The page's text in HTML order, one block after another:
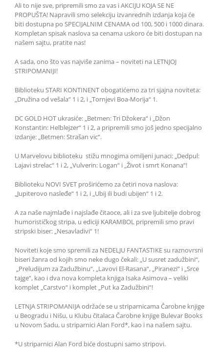
Ali to nije sve, pripremili smo za vas i AKCIJU KOJA SE NE
PROPUŠTA! Napravili smo selekciju izvanrednih izdanja koja će
biti dostupna po SPECIJALNIM CENAMA od 100, 500 i 1000 dinara.
Kompletan spisak naslova sa cenama uskoro će biti dostupan na
našem sajtu, pratite nas!
A sada, ono što vas najviše zanima – noviteti na LETNJOJ
STRIPOMANIJI!
Biblioteku STARI KONTINENT obogatićemo za tri sjajna noviteta:
„Družina od vešala“ 1 i 2, i „Tornjevi Boa-Morija“ 1.
DC GOLD HOT ukrasiće: „Betmen: Tri Džokera“ i „Džon
Konstantin: Helblejzer“ 1 i 2, a pripremili smo još jedno specijalno
izdanje: „Betmen: Strašan vic“.
U Marvelovu biblioteku stižu mnogima omiljeni junaci: „Dedpul:
Lajavi strelac“ 1 i 2, „Vulverin: Logan“ i „Život i smrt Konana“!
Biblioteku NOVI SVET proširićemo za četiri nova naslova:
„Jupiterovo nasleđe“ 1 i 2, i „Ubij ili budi ubijen“ 1 i 2.
A za naše najmlađe i najslađe čitaoce, ali i za sve ljubitelje dobrog
humorističkog stripa, u ediciji KARAMBOL pripremili smo pravi
stripski biser: „Nesavladivi“ 1!
Noviteti koje smo spremili za NEDELJU FANTASTIKE su raznovrsni
biseri žanra od kojih smo neke dugo čekali: „U susret zadužbini“,
„Preludijum za Zadužbinu“, „Lavovi El-Rasana“, „Piranezi“ i „Srce
tajge“, kao i dva nova kompleta knjiga Isaka Asimova – veliki
komplet „Carstvo“ i komplet „Put ka Zadužbini“!
LETNJA STRIPOMANIJA održaće se u striparnicama Čarobne knjige
u Beogradu i Nišu, u Klubu čitalaca Čarobne knjige Bulevar Books
u Novom Sadu, u striparnici Alan Ford*, kao i na našem sajtu.
*U striparnici Alan Ford biće dostupni samo stripovi.